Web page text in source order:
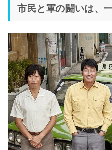
市民と軍の闘いは、